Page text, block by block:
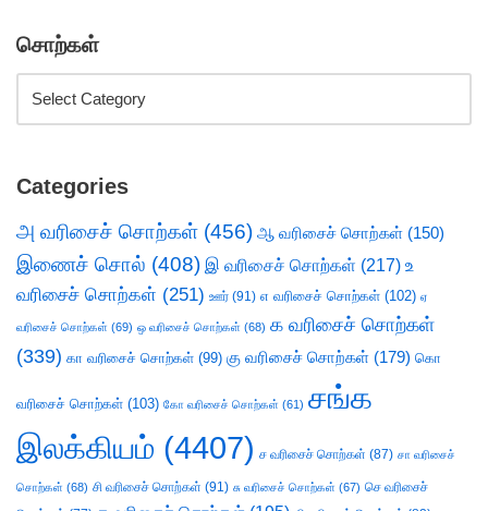
சொற்கள்
Categories
அ வரிசைச் சொற்கள் (456) ஆ வரிசைச் சொற்கள் (150)
இணைச் சொல் (408) இ வரிசைச் சொற்கள் (217) உ
வரிசைச் சொற்கள் (251) ஊர் (91) எ வரிசைச் சொற்கள் (102) ஏ
வரிசைச் சொற்கள் (69) ஒ வரிசைச் சொற்கள் (68) க வரிசைச் சொற்கள்
(339) கா வரிசைச் சொற்கள் (99) கு வரிசைச் சொற்கள் (179) கொ
வரிசைச் சொற்கள் (103) கோ வரிசைச் சொற்கள் (61) சங்க
இலக்கியம் (4407) ச வரிசைச் சொற்கள் (87) சா வரிசைச்
சொற்கள் (68) சி வரிசைச் சொற்கள் (91) சு வரிசைச் சொற்கள் (67) செ வரிசைச்